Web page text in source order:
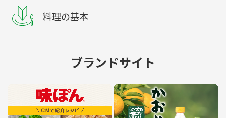
料理の基本
ブランドサイト